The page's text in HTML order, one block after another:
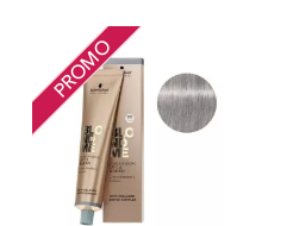
PROMO